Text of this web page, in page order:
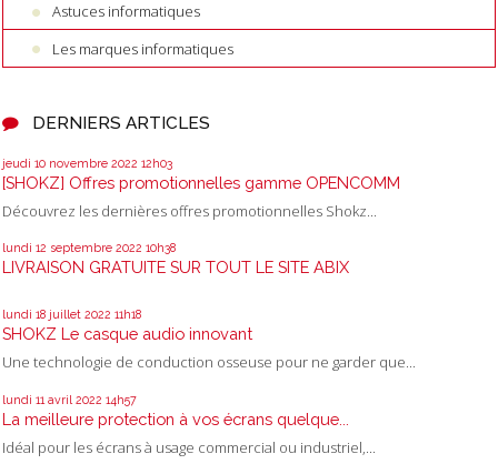
Astuces informatiques
Les marques informatiques
DERNIERS ARTICLES
jeudi 10 novembre 2022 12h03
[SHOKZ] Offres promotionnelles gamme OPENCOMM
Découvrez les dernières offres promotionnelles Shokz...
lundi 12 septembre 2022 10h38
LIVRAISON GRATUITE SUR TOUT LE SITE ABIX
lundi 18 juillet 2022 11h18
SHOKZ Le casque audio innovant
Une technologie de conduction osseuse pour ne garder que...
lundi 11 avril 2022 14h57
La meilleure protection à vos écrans quelque...
Idéal pour les écrans à usage commercial ou industriel,...